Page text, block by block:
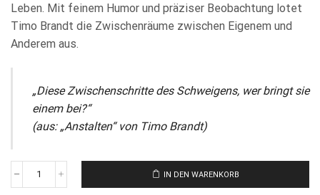
Leben. Mit feinem Humor und präziser Beobachtung lotet
Timo Brandt die Zwischenräume zwischen Eigenem und
Anderem aus.
„Diese Zwischenschritte des Schweigens, wer bringt sie
einem bei?“
(aus: „Anstalten“ von Timo Brandt)
IN DEN WARENKORB